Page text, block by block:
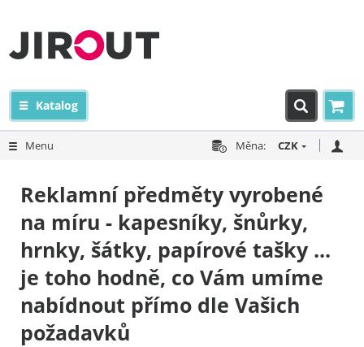
Katalog
Menu Měna: CZK
Reklamní předměty vyrobené
na míru - kapesníky, šnůrky,
hrnky, šátky, papírové tašky ...
je toho hodně, co Vám umíme
nabídnout přímo dle Vašich
požadavků